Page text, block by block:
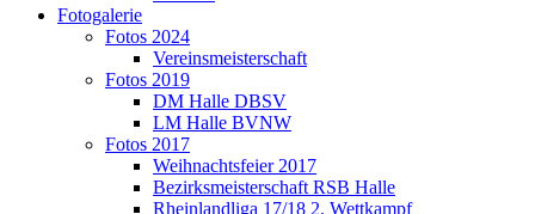
Fotogalerie
Fotos 2024
Vereinsmeisterschaft
Fotos 2019
DM Halle DBSV
LM Halle BVNW
Fotos 2017
Weihnachtsfeier 2017
Bezirksmeisterschaft RSB Halle
Rheinlandliga 17/18 2. Wettkampf